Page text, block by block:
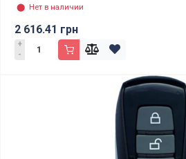
⬤ Нет в наличии
2 616.41 грн
+
-